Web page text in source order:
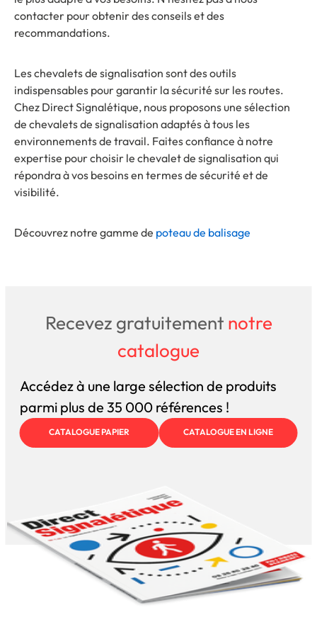
contacter pour obtenir des conseils et des
recommandations.
Les chevalets de signalisation sont des outils
indispensables pour garantir la sécurité sur les routes.
Chez Direct Signalétique, nous proposons une sélection
de chevalets de signalisation adaptés à tous les
environnements de travail. Faites confiance à notre
expertise pour choisir le chevalet de signalisation qui
répondra à vos besoins en termes de sécurité et de
visibilité.
Découvrez notre gamme de poteau de balisage
Recevez gratuitement notre
catalogue
Accédez à une large sélection de produits
parmi plus de 35 000 références !
CATALOGUE PAPIER CATALOGUE EN LIGNE